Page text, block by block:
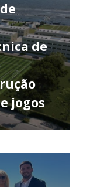
de
jogos